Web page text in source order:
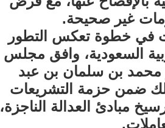
غير صحيحة.
في خطوة تعكس التطور
السعودية، وافق مجلس
محمد بن سلمان بن عبد
ضمن حزمة التشريعات
مبادئ العدالة الناجزة،